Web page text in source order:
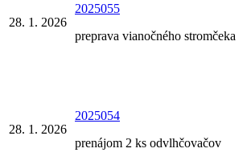
28. 1. 2026
2025055
preprava vianočného stromčeka
28. 1. 2026
2025054
prenájom 2 ks odvlhčovačov